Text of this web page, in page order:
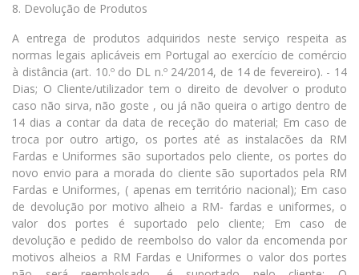
8. Devolução de Produtos
A entrega de produtos adquiridos neste serviço respeita as
normas legais aplicáveis em Portugal ao exercício de comércio
à distância (art. 10.º do DL n.º 24/2014, de 14 de fevereiro). - 14
Dias; O Cliente/utilizador tem o direito de devolver o produto
caso não sirva, não goste , ou já não queira o artigo dentro de
14 dias a contar da data de receção do material; Em caso de
troca por outro artigo, os portes até as instalacões da RM
Fardas e Uniformes são suportados pelo cliente, os portes do
novo envio para a morada do cliente são suportados pela RM
Fardas e Uniformes, ( apenas em território nacional); Em caso
de devolução por motivo alheio a RM- fardas e uniformes, o
valor dos portes é suportado pelo cliente; Em caso de
devolução e pedido de reembolso do valor da encomenda por
motivos alheios a RM Fardas e Uniformes o valor dos portes